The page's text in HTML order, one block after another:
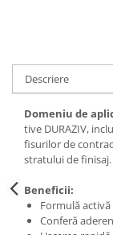
Baterii bucatarie
Accesorii Instalatii
Ferro baterii
Ferro Smile
Gresie - Faianta
Gresie
Faianta
Descriere
Domeniu de
tive DURAZIV,
fisurilor de
stratului de finisaj.
Beneficii:
Formulă
Conferă